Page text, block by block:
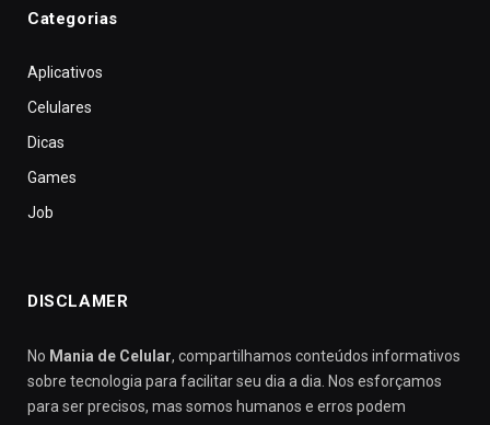
Categorias
Aplicativos
Celulares
Dicas
Games
Job
DISCLAMER
No Mania de Celular, compartilhamos conteúdos informativos
sobre tecnologia para facilitar seu dia a dia. Nos esforçamos
para ser precisos, mas somos humanos e erros podem